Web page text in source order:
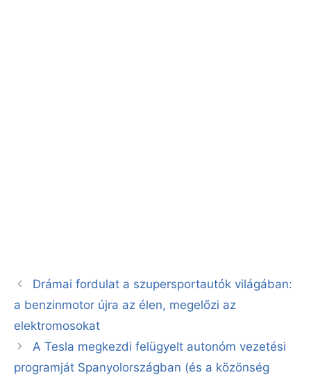
Drámai fordulat a szupersportautók világában:
a benzinmotor újra az élen, megelőzi az
elektromosokat
A Tesla megkezdi felügyelt autonóm vezetési
programját Spanyolországban (és a közönség